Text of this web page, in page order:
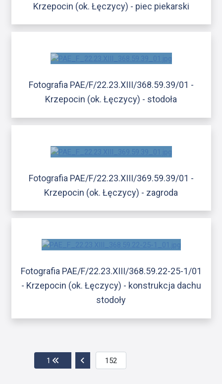
Krzepocin (ok. Łęczycy) - piec piekarski
Fotografia PAE/F/22.23.XIII/368.59.39/01 -
Krzepocin (ok. Łęczycy) - stodoła
Fotografia PAE/F/22.23.XIII/369.59.39/01 -
Krzepocin (ok. Łęczycy) - zagroda
Fotografia PAE/F/22.23.XIII/368.59.22-25-1/01
- Krzepocin (ok. Łęczycy) - konstrukcja dachu
stodoły
1 Przejdź do pierwszej strony
Przejdź do poprzedniej strony